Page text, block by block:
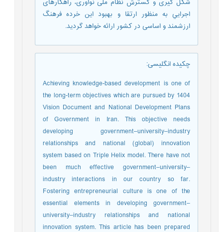
شکل گيری و گسترش نظام ملی نوآوری، راهکارهای
اجرايي به منظور ارتقا و بهبود اين خرده فرهنگ
ارزشمند و اساسی در کشور ارائه خواهد گرديد.
چکیده انگلیسی:
Achieving knowledge-based development is one of
the long-term objectives which are pursued by 1404
Vision Document and National Development Plans
of Government in Iran. This objective needs
developing government–university–industry
relationships and national (global) innovation
system based on Triple Helix model. There have not
been much effective government–university–
industry interactions in our country so far.
Fostering entrepreneurial culture is one of the
essential elements in developing government–
university–industry relationships and national
innovation system. This article has been prepared